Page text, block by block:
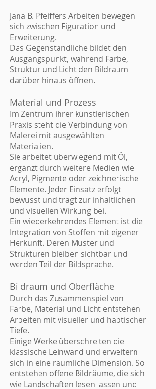
Jana B. Pfeiffers Arbeiten bewegen
sich zwischen Figuration und
Erweiterung.
Das Gegenständliche bildet den
Ausgangspunkt, während Farbe,
Struktur und Licht den Bildraum
darüber hinaus öffnen.
Material und Prozess
Im Zentrum ihrer künstlerischen
Praxis steht die Verbindung von
Malerei mit ausgewählten
Materialien.
Sie arbeitet überwiegend mit Öl,
ergänzt durch weitere Medien wie
Acryl, Pigmente oder zeichnerische
Elemente. Jeder Einsatz erfolgt
bewusst und trägt zur inhaltlichen
und visuellen Wirkung bei.
Ein wiederkehrendes Element ist die
Integration von Stoffen mit eigener
Herkunft. Deren Muster und
Strukturen bleiben sichtbar und
werden Teil der Bildsprache.
Bildraum und Oberfläche
Durch das Zusammenspiel von
Farbe, Material und Licht entstehen
Arbeiten mit visueller und haptischer
Tiefe.
Einige Werke überschreiten die
klassische Leinwand und erweitern
sich in eine räumliche Dimension. So
entstehen offene Bildräume, die sich
wie Landschaften lesen lassen und